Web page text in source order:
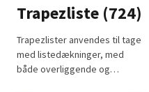
Trapezliste (724)
Trapezlister anvendes til tage
med listedækninger, med
både overliggende og